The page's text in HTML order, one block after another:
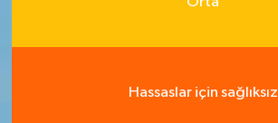
Hassaslar için sağlıksız